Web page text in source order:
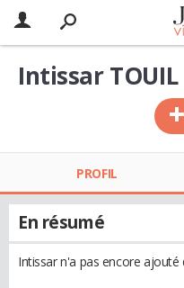
Intissar TOUIL
PROFIL
En résumé
Intissar n'a pas encore